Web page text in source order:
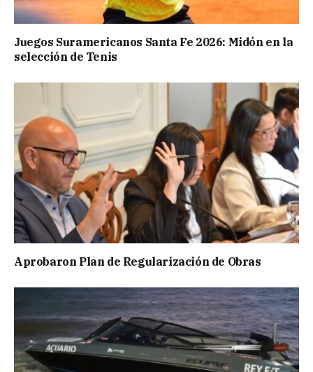
Juegos Suramericanos Santa Fe 2026: Midón en la
selección de Tenis
Aprobaron Plan de Regularización de Obras